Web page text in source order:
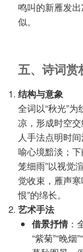
鸣叫的新雁发
似。
五、诗词赏
结构与意象
全词以“秋光”
凉，形成时空
人手法点明时
喻心境黯淡；下
笼细雨”以视觉
觉收束，雁声寒
恨”的绵长。
艺术手法
借景抒情：
“紫菊”“晚